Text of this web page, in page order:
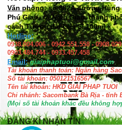
Văn phòng: số382A đường Hùng
Phú Giao, xã Ngãi Giao, thành
cách Tượng đài Liệt Sĩ 100m)
Hotline:
0938.004.006 - 0942.551.558 -
0903.484.744 - 0933.457.458
Email: giaiphaptuoi@gmail.com
Tài khoản thanh toán: Ngân hàng
Số tài khoản: 050121516567
Tên tài khoản: HKD GIAI PHAP TUOI
Chi nhánh: Sacombank Bà Rịa - tỉnh
(Mọi số tài khoản khác đều không
ĐĂNG KÍ NHẬN TIN